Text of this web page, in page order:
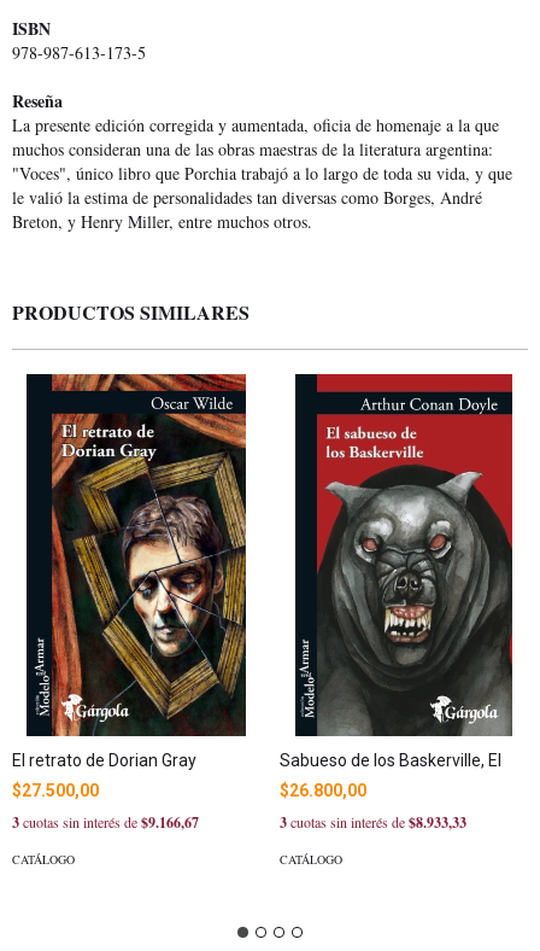
ISBN
978-987-613-173-5
Reseña
La presente edición corregida y aumentada, oficia de homenaje a la que
muchos consideran una de las obras maestras de la literatura argentina:
"Voces", único libro que Porchia trabajó a lo largo de toda su vida, y que
le valió la estima de personalidades tan diversas como Borges, André
Breton, y Henry Miller, entre muchos otros.
PRODUCTOS SIMILARES
El retrato de Dorian Gray
$27.500,00
3cuotas sin interés de$9.166,67
CATÁLOGO
Sabueso de los Baskerville, El
$26.800,00
3cuotas sin interés de$8.933,33
CATÁLOGO